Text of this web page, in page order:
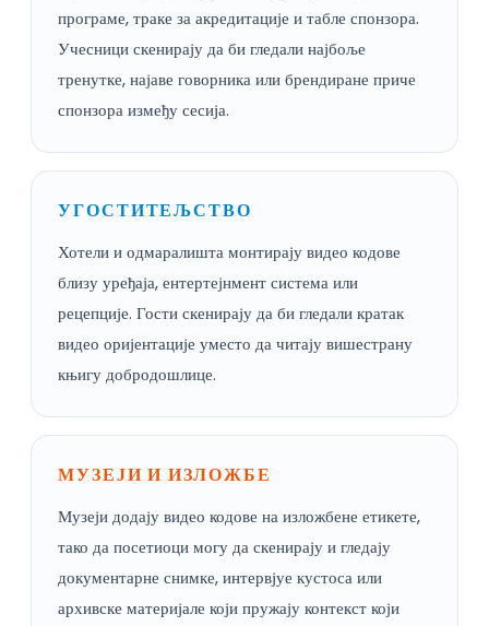
програме, траке за акредитације и табле спонзора.
Учесници скенирају да би гледали најбоље
тренутке, најаве говорника или брендиране приче
спонзора између сесија.
УГОСТИТЕЉСТВО
Хотели и одмаралишта монтирају видео кодове
близу уређаја, ентертејнмент система или
рецепције. Гости скенирају да би гледали кратак
видео оријентације уместо да читају вишестрану
књигу добродошлице.
МУЗЕЈИ И ИЗЛОЖБЕ
Музеји додају видео кодове на изложбене етикете,
тако да посетиоци могу да скенирају и гледају
документарне снимке, интервјуе кустоса или
архивске материјале који пружају контекст који